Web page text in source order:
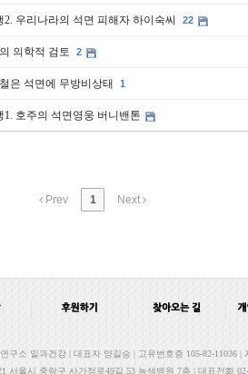
우리나라의 석면 피해자 하이숙씨 22
의학적 검토 2
은 석면에 무방비상태 1
호주의 석면영웅 버니밴톤
Prev 1 Next
구소 일과건강 | 대표자 양길승 | 고유번호증 105-82-11036
서울시 중랑구 사가정로49길 53 녹색병원 7층 | 대표전화 02-